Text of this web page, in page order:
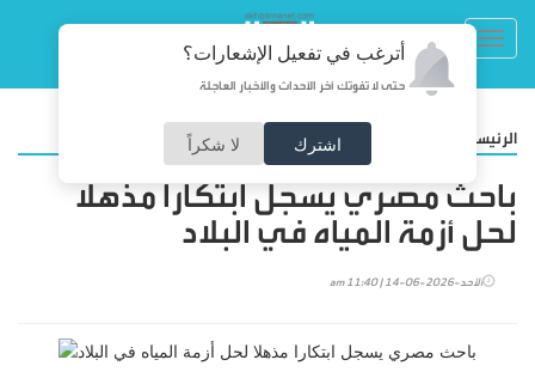
أترغب في تفعيل الإشعارات؟
حتى لا تفوتك آخر الأحداث والأخبار العاجلة
اشترك لا شكراً الرئيسية
باحث مصري يسجل ابتكارا مذهلا
لحل أزمة المياه في البلاد
الأحد-2026-06-14 | 11:40 am